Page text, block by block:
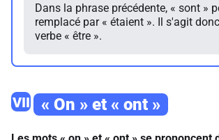
Dans la phrase précédente, « sont »
remplacé par « étaient ». Il s'agit
verbe « être ».
VII « On » et « ont »